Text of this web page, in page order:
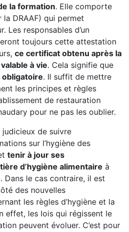
la formation. Elle comporte
DRAAF) qui permet
Les responsables d’un
toujours cette attestation
ce certificat obtenu après la
à vie. Cela signifie que
obligatoire. Il suffit de mettre
les principes et règles
de restauration
pour ne pas les oublier.
de suivre
sur l’hygiène des
tenir à jour ses
d’hygiène alimentaire à
Dans le cas contraire, il est
des nouvelles
les règles d’hygiène et la
effet, les lois qui régissent le
peuvent évoluer. C’est pour